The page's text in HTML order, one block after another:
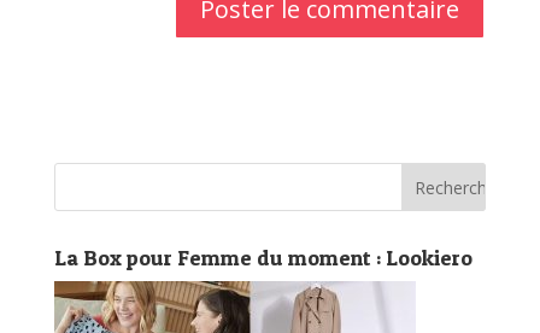
La Box pour Femme du moment : Lookiero